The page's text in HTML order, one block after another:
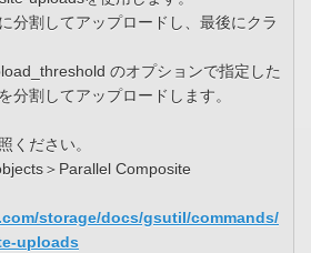
分割してアップロードし、最後にクラ
のオプションで指定した
分割してアップロードします。
ください。
＞Parallel Composite
storage/docs/gsutil/commands/
uploads